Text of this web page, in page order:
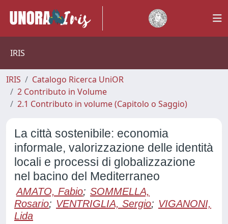
IRIS
IRIS
Catalogo Ricerca UniOR
2 Contributo in Volume
2.1 Contributo in volume (Capitolo o Saggio)
La città sostenibile: economia
informale, valorizzazione delle identità
locali e processi di globalizzazione
nel bacino del Mediterraneo
AMATO, Fabio; SOMMELLA,
Rosario; VENTRIGLIA, Sergio; VIGANONI,
Lida